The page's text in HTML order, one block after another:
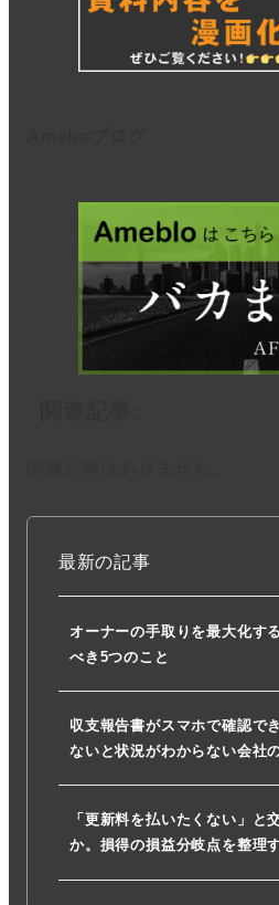
最新の記事
オーナーの手取りを最大化す
べき5つのこと
収支報告書がスマホで確認で
ないと状況がわからない会社
「更新料を払いたくない」と
か。損得の損益分岐点を整理